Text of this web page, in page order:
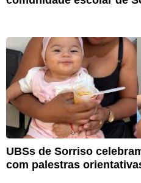
UBSs de Sorriso
com palestras